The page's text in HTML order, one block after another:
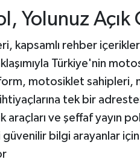
Yolunuz Açık
kapsamlı rehber
Türkiye'nin
motosiklet sahipleri,
ihtiyaçlarına tek bir
araçları ve şeffaf yayın
bilgi arayanlar